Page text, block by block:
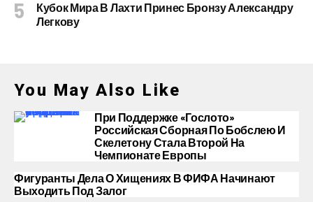
Кубок Мира В Лахти Принес Бронзу Александру
Легкову
You May Also Like
При Поддержке «Гослото»
Российская Сборная По Бобслею И
Скелетону Стала Второй На
Чемпионате Европы
Фигуранты Дела О Хищениях В ФИФА Начинают
Выходить Под Залог